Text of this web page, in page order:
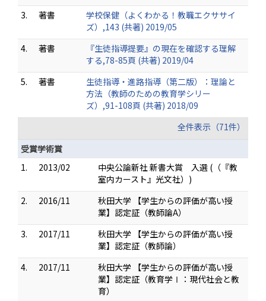
3.
著書
学校保健（よくわかる！教職エクササイ
ズ）,143 (共著) 2019/05
4.
著書
『生徒指導提要』の現在を確認する理解
する,78-85頁 (共著) 2019/04
5.
著書
生徒指導・進路指導（第二版）：理論と
方法（教師のための教育学シリー
ズ）,91-108頁 (共著) 2018/09
全件表示（71件）
受賞学術賞
1.
2013/02
中央公論新社 新書大賞 入選 (（『教
室内カースト』光文社）)
2.
2016/11
秋田大学 【学生からの評価が高い授
業】認定証（教師論A）
3.
2017/11
秋田大学 【学生からの評価が高い授
業】認定証（教師論）
4.
2017/11
秋田大学 【学生からの評価が高い授
業】認定証（教育学Ⅰ：現代社会と教
育）